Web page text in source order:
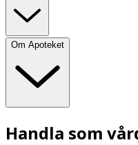
Om Apoteket
Handla som